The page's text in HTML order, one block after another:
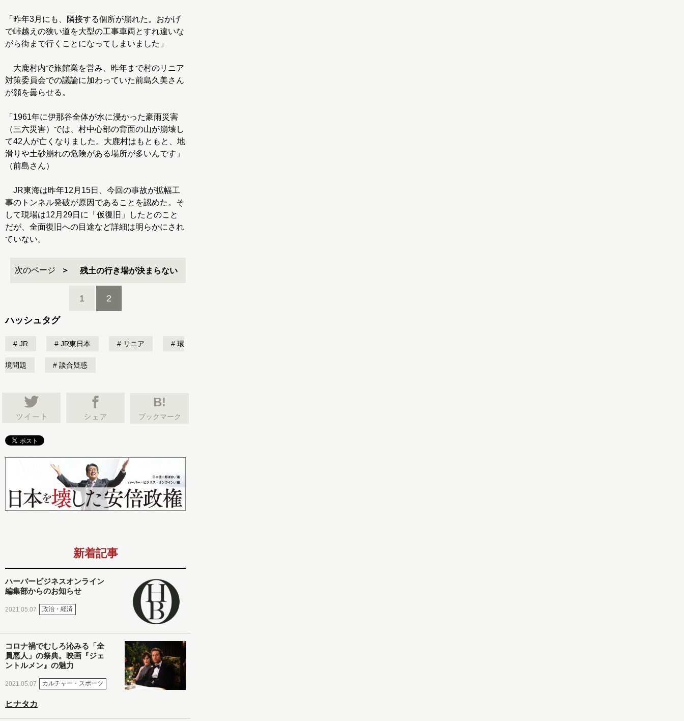
「昨年3月にも、隣接する個所が崩れた。おかげ
で峠越えの狭い道を大型の工事車両とすれ違いな
がら街まで行くことになってしまいました」
大鹿村内で旅館業を営み、昨年まで村のリニア
対策委員会での議論に加わっていた前島久美さん
が顔を曇らせる。
「1961年に伊那谷全体が水に浸かった豪雨災害
（三六災害）では、村中心部の背面の山が崩壊し
て42人が亡くなりました。大鹿村はもともと、地
滑りや土砂崩れの危険がある場所が多いんです」
（前島さん）
JR東海は昨年12月15日、今回の事故が拡幅工
事のトンネル発破が原因であることを認めた。そ
して現場は12月29日に「仮復旧」したとのこと
だが、全面復旧への目途など詳細は明らかにされ
ていない。
次のページ 残土の行き場が決まらない
1 2
ハッシュタグ
JR JR東日本 リニア 環
境問題 談合疑惑
B!
ブックマーク
新着記事
ハーバービジネスオンライン
編集部からのお知らせ
2021.05.07 政治・経済
コロナ禍でむしろ沁みる「全
員悪人」の祭典。映画『ジェ
ントルメン』の魅力
2021.05.07 カルチャー・スポーツ
ヒナタカ